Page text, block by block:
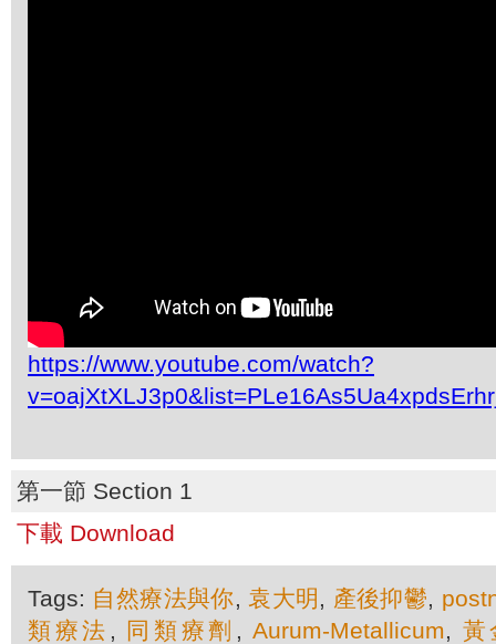
https://www.youtube.com/watch?
第一節 Section 1
下載 Download
Tags: 自然療法與你,袁大明 , 產後抑鬱,
類療法 , 同類療劑 ,Aurum-Metallicum, 黃